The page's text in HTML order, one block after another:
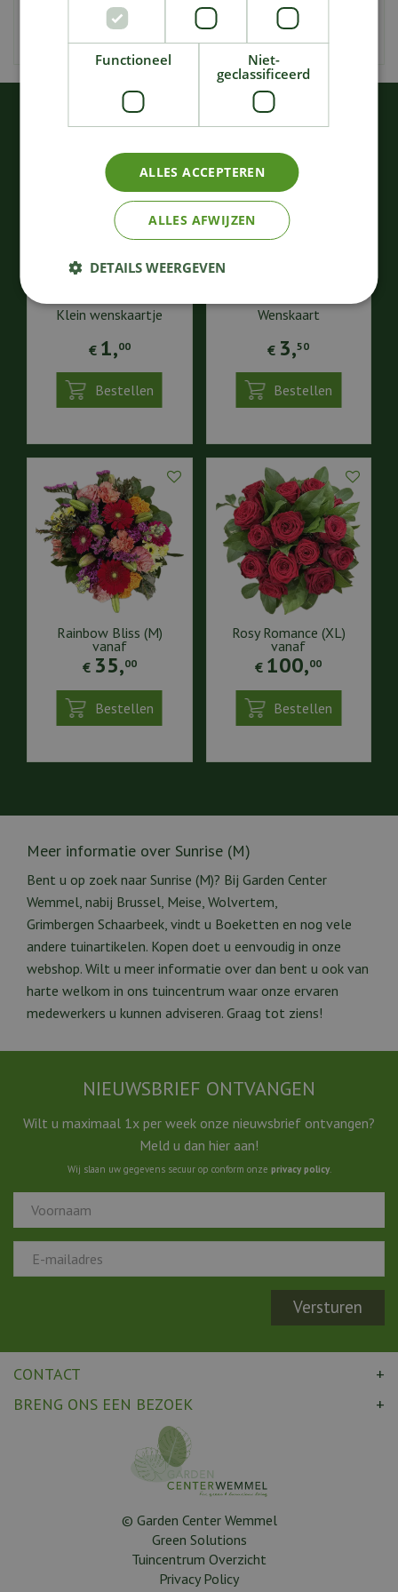
samengesteld!
KIJK OOK EENS NAAR:
Klein wenskaartje
€ 1,00
Bestellen
Wenskaart
€ 3,50
Bestellen
Rainbow Bliss (M)
vanaf
€ 35,00
Bestellen
Rosy Romance (XL)
vanaf
€ 100,00
Bestellen
Meer informatie over Sunrise (M)
Bent u op zoek naar Sunrise (M)? Bij Garden Center
Wemmel, nabij Brussel, Meise, Wolvertem,
Grimbergen Schaarbeek, vindt u Boeketten en nog vele
andere tuinartikelen. Kopen doet u eenvoudig in onze
webshop. Wilt u meer informatie over dan bent u ook van
harte welkom in ons tuincentrum waar onze ervaren
medewerkers u kunnen adviseren. Graag tot ziens!
NIEUWSBRIEF ONTVANGEN
Wilt u maximaal 1x per week onze nieuwsbrief ontvangen?
Meld u dan hier aan!
Wij slaan uw gegevens secuur op conform onze privacy policy.
CONTACT
BRENG ONS EEN BEZOEK
© Garden Center Wemmel
Green Solutions
Tuincentrum Overzicht
Privacy Policy
Functioneel
Niet-
geclassificeerd
ALLES ACCEPTEREN
ALLES AFWIJZEN
DETAILS WEERGEVEN